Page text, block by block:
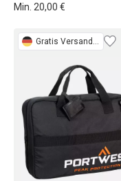
Min. 20,00 €
Gratis Versand 3 Tage